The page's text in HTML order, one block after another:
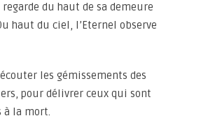
du haut de sa demeure
haut du ciel, l’Eternel observe
les gémissements des
pour délivrer ceux qui sont
à la mort.